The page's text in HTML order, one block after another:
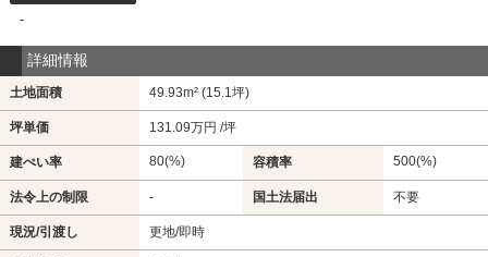
-
詳細情報
土地面積 49.93m² (15.1坪)
坪単価 131.09万円 /坪
建ぺい率 80(%) 容積率 500(%)
法令上の制限 - 国土法届出 不要
現況/引渡し 更地/即時